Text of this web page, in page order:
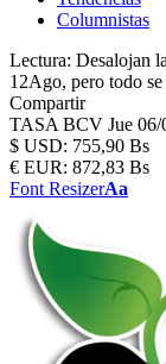
Columnistas
Lectura: Desalojan
12Ago, pero todo
Compartir
TASA BCV Jue 06/
$ USD: 755,90 Bs
€ EUR: 872,83 Bs
Font ResizerAa